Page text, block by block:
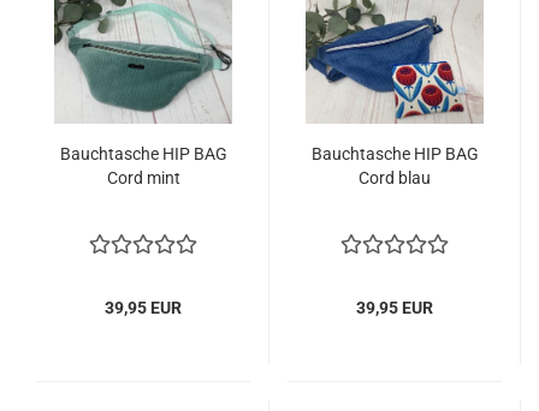
Bauchtasche HIP BAG
Cord mint
39,95 EUR
Bauchtasche HIP BAG
Cord blau
39,95 EUR